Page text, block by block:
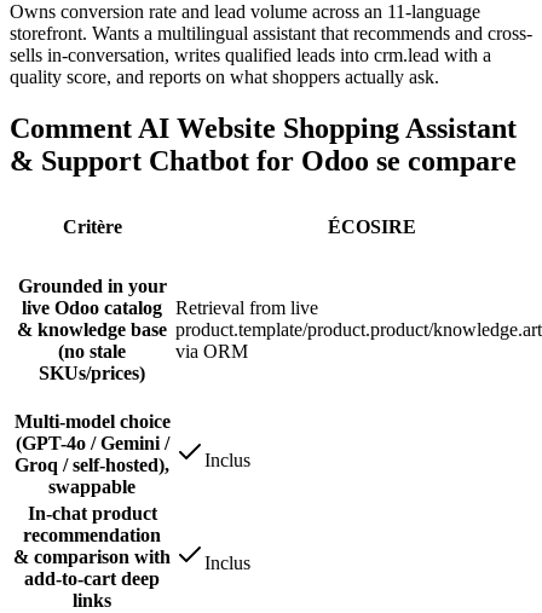
Owns conversion rate and lead volume across an 11-language
storefront. Wants a multilingual assistant that recommends and cross-
sells in-conversation, writes qualified leads into crm.lead with a
quality score, and reports on what shoppers actually ask.
Comment AI Website Shopping Assistant
& Support Chatbot for Odoo se compare
Critère ÉCOSIRE
Grounded in your
live Odoo catalog
& knowledge base
(no stale
SKUs/prices)
Retrieval from live
product.template/product.product/
via ORM
Multi-model choice
(GPT-4o / Gemini /
Groq / self-hosted),
swappable
Inclus
In-chat product
recommendation
& comparison with
add-to-cart deep
links
Inclus